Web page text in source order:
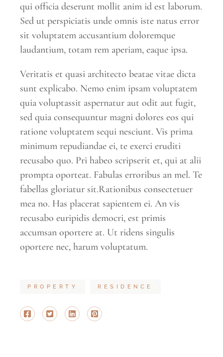
qui officia deserunt mollit anim id est laborum.
Sed ut perspiciatis unde omnis iste natus error
sit voluptatem accusantium doloremque
laudantium, totam rem aperiam, eaque ipsa.
Veritatis et quasi architecto beatae vitae dicta
sunt explicabo. Nemo enim ipsam voluptatem
quia voluptassit aspernatur aut odit aut fugit,
sed quia consequuntur magni dolores eos qui
ratione voluptatem sequi nesciunt. Vis prima
minimum repudiandae ei, te exerci eruditi
recusabo quo. Pri habeo scripserit et, qui at alii
prompta oporteat. Fabulas erroribus an mel. Te
fabellas gloriatur sit.Rationibus consectetuer
mea no. Has placerat sapientem ei. An vis
recusabo euripidis democri, est primis
accumsan oportere at. Ut ridens singulis
oportere nec, harum voluptatum.
PROPERTY RESIDENCE